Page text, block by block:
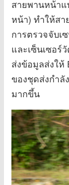
สายพานหน้าแ
หน้า) ทำให้ส
การตรวจจับเ
และเซ็นเซอร์
ส่งข้อมูลส่งให้
ของชุดส่งกำ
มากขึ้น